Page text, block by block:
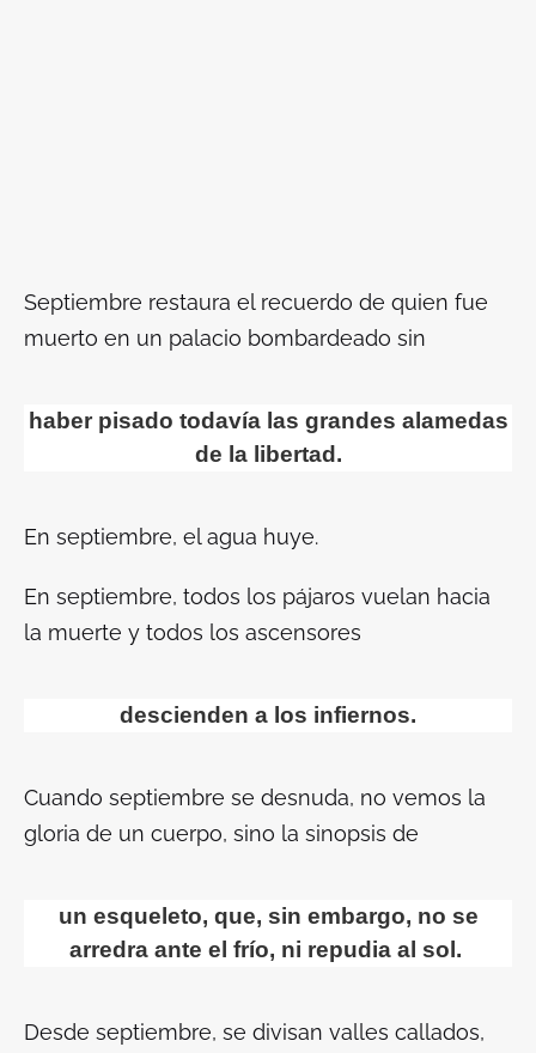
Septiembre restaura el recuerdo de quien fue
muerto en un palacio bombardeado sin
haber pisado todavía las grandes alamedas
de la libertad.
En septiembre, el agua huye.
En septiembre, todos los pájaros vuelan hacia
la muerte y todos los ascensores
descienden a los infiernos.
Cuando septiembre se desnuda, no vemos la
gloria de un cuerpo, sino la sinopsis de
un esqueleto, que, sin embargo, no se
arredra ante el frío, ni repudia al sol.
Desde septiembre, se divisan valles callados,